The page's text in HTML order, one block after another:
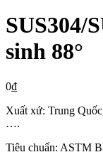
SUS304/
sinh 88°
0₫
Xuất xứ: Trung
….
Tiêu chuẩn: ASTM